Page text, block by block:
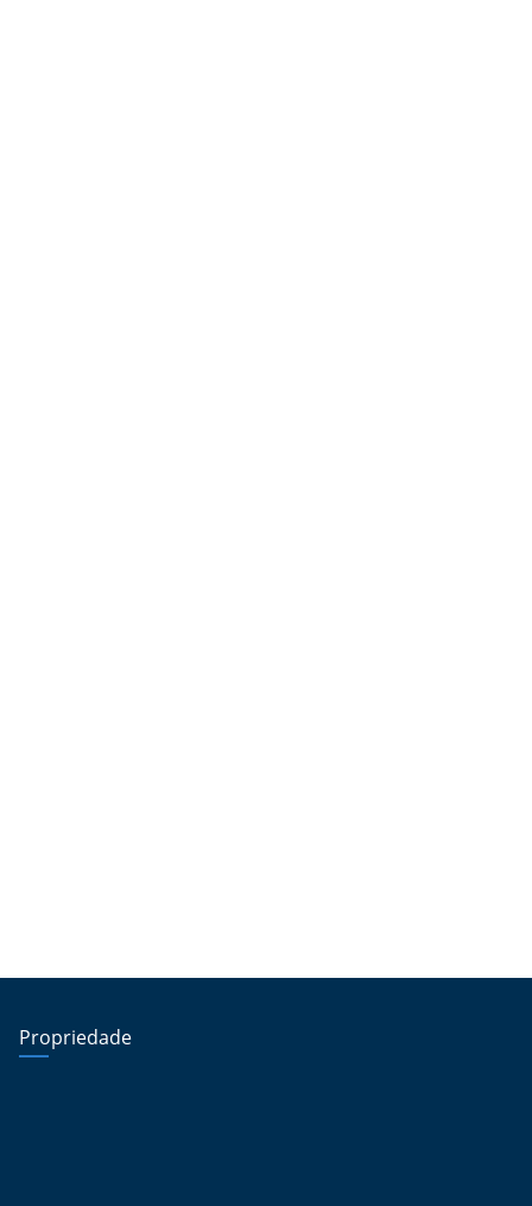
Propriedade